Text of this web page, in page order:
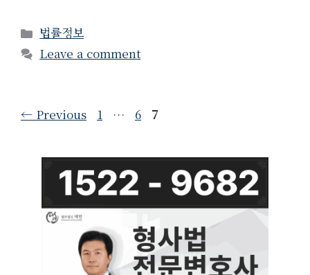
Categories
법률정보
Leave a comment
← Previous Page
1 … Page
6 Page
7